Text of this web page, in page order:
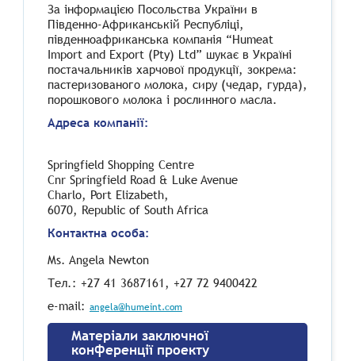
За інформацією Посольства України в
Південно-Африканській Республіці,
південноафриканська компанія “Humeat
Import and Export (Pty) Ltd” шукає в Україні
постачальників харчової продукції, зокрема:
пастеризованого молока, сиру (чедар, гурда),
порошкового молока і рослинного масла.
Адреса компанії:
Springfield Shopping Centre
Cnr Springfield Road & Luke Avenue
Charlo, Port Elizabeth,
6070, Republic of South Africa
Контактна особа:
Ms. Angela Newton
Тел.: +27 41 3687161, +27 72 9400422
e-mail: angela@humeint.com
Матеріали заключної
конференції проекту